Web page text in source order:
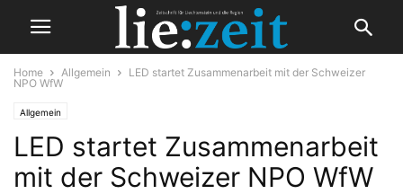
Home Allgemein
LED startet Zusammenarbeit mit der Schweizer
NPO WfW
Allgemein
LED startet Zusammenarbeit
mit der Schweizer NPO WfW